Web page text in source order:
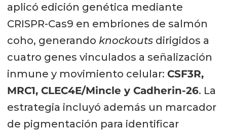
aplicó edición genética mediante
CRISPR-Cas9 en embriones de salmón
coho, generando knockoutsdirigidos a
cuatro genes vinculados a señalización
inmune y movimiento celular: CSF3R,
MRC1, CLEC4E/Mincle y Cadherin-26. La
estrategia incluyó además un marcador
de pigmentación para identificar